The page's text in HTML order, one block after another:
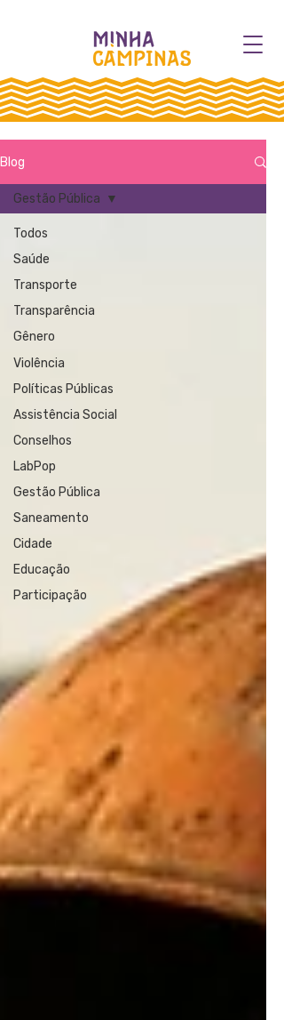
Blog
Todos
Saúde
Transporte
Transparência
Gênero
Violência
Políticas Públicas
Assistência Social
Conselhos
LabPop
Gestão Pública
Saneamento
Cidade
Educação
Participação
Gestão Pública